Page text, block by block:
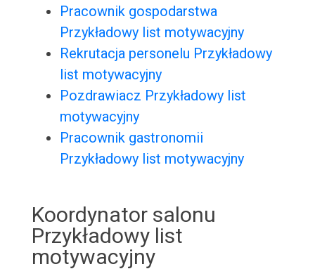
Pracownik gospodarstwa
Przykładowy list motywacyjny
Rekrutacja personelu Przykładowy
list motywacyjny
Pozdrawiacz Przykładowy list
motywacyjny
Pracownik gastronomii
Przykładowy list motywacyjny
Koordynator salonu
Przykładowy list
motywacyjny